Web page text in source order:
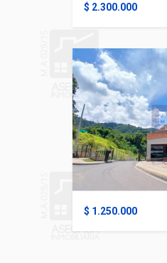
$ 2.300.000
$ 1.250.000